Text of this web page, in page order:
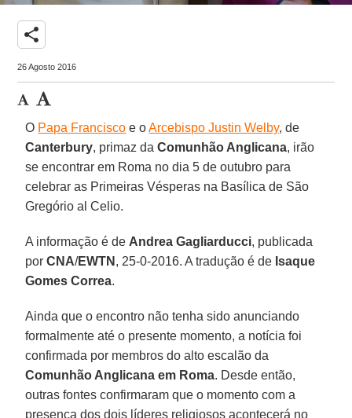
share
26 Agosto 2016
O Papa Francisco e oArcebispo Justin Welby, de
Canterbury, primaz daComunhão Anglicana, irão
se encontrar em Roma no dia 5 de outubro para
celebrar as Primeiras Vésperas na Basílica de São
Gregório al Celio.
A informação é de Andrea Gagliarducci, publicada
porCNA/EWTN , 25-0-2016. A tradução é de Isaque
Gomes Correa.
Ainda que o encontro não tenha sido anunciando
formalmente até o presente momento, a notícia foi
confirmada por membros do alto escalão da
Comunhão Anglicana em Roma. Desde então,
outras fontes confirmaram que o momento com a
presença dos dois líderes religiosos acontecerá no